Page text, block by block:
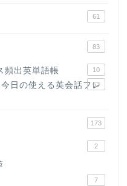
61
83
頻出英単語帳 10
日の使える英会話フレ
63
173
2
7